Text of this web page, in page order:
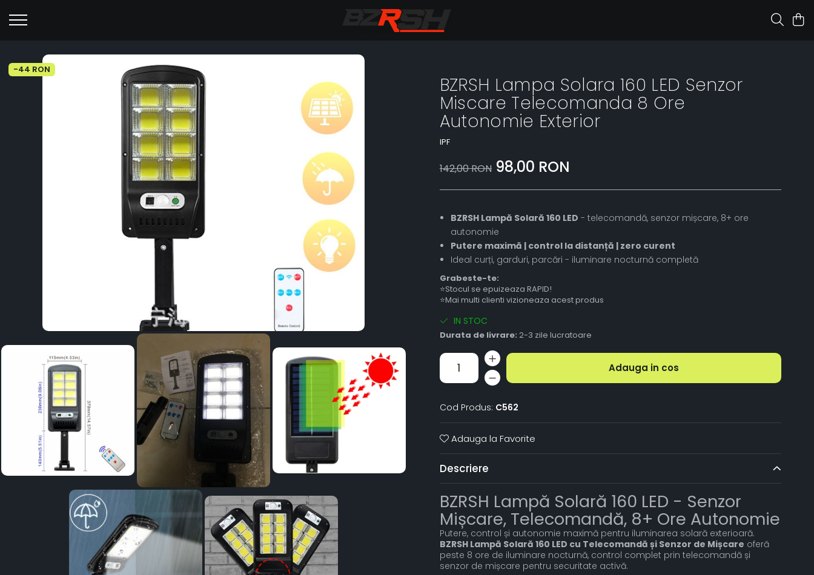
-44 RON
BZRSH Lampa Solara 160 LED Senzor
Miscare Telecomanda 8 Ore
Autonomie Exterior
IPF
142,00 RON 98,00 RON
BZRSH Lampă Solară 160 LED - telecomandă, senzor mișcare, 8+ ore
autonomie
Putere maximă | control la distanță | zero curent
Ideal curți, garduri, parcări - iluminare nocturnă completă
Grabeste-te:
⭐Stocul se epuizeaza RAPID!
⭐Mai multi clienti vizioneaza acest produs
IN STOC
Durata de livrare: 2-3 zile lucratoare
Adauga in cos
Cod Produs: C562
Adauga la Favorite
Descriere
BZRSH Lampă Solară 160 LED - Senzor
Mișcare, Telecomandă, 8+ Ore Autonomie
Putere, control și autonomie maximă pentru iluminarea solară exterioară.
BZRSH Lampă Solară 160 LED cu Telecomandă și Senzor de Mișcare oferă
peste 8 ore de iluminare nocturnă, control complet prin telecomandă și
senzor de mișcare pentru securitate activă.